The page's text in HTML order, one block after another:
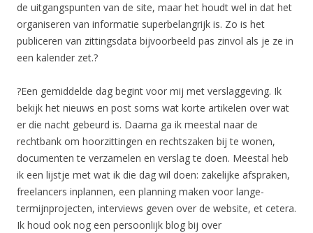
de uitgangspunten van de site, maar het houdt wel in dat het
organiseren van informatie superbelangrijk is. Zo is het
publiceren van zittingsdata bijvoorbeeld pas zinvol als je ze in
een kalender zet.?
?Een gemiddelde dag begint voor mij met verslaggeving. Ik
bekijk het nieuws en post soms wat korte artikelen over wat
er die nacht gebeurd is. Daarna ga ik meestal naar de
rechtbank om hoorzittingen en rechtszaken bij te wonen,
documenten te verzamelen en verslag te doen. Meestal heb
ik een lijstje met wat ik die dag wil doen: zakelijke afspraken,
freelancers inplannen, een planning maken voor lange-
termijnprojecten, interviews geven over de website, et cetera.
Ik houd ook nog een persoonlijk blog bij over